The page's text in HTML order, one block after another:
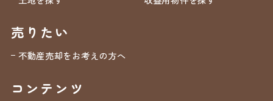
売りたい
不動産売却をお考えの方へ
コンテンツ